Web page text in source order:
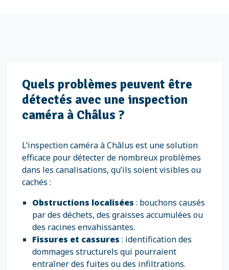
Quels problèmes peuvent être
détectés avec une inspection
caméra à Châlus ?
L’inspection caméra à Châlus est une solution
efficace pour détecter de nombreux problèmes
dans les canalisations, qu’ils soient visibles ou
cachés :
Obstructions localisées : bouchons causés
par des déchets, des graisses accumulées ou
des racines envahissantes.
Fissures et cassures : identification des
dommages structurels qui pourraient
entraîner des fuites ou des infiltrations.